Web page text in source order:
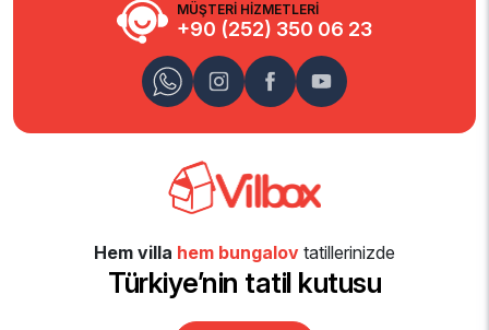
MÜŞTERİ HİZMETLERİ
+90 (252) 350 06 23
Hem villa hem bungalov tatillerinizde
Türkiye’nin tatil kutusu